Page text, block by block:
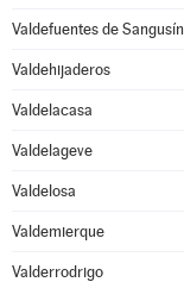
Valdefuentes de Sangusín
Valdehijaderos
Valdelacasa
Valdelageve
Valdelosa
Valdemierque
Valderrodrigo